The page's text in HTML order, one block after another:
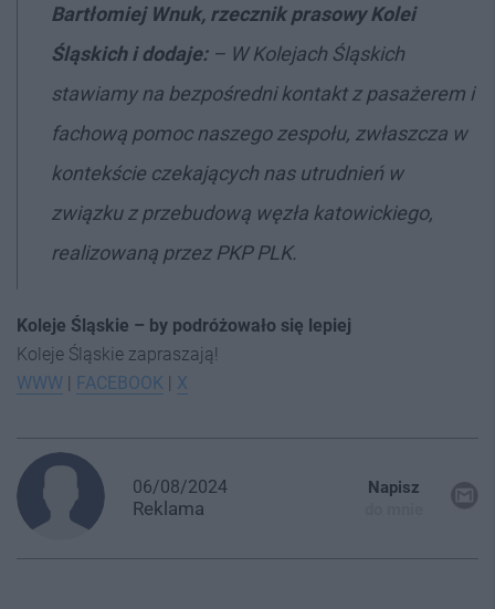
Bartłomiej Wnuk, rzecznik prasowy Kolei
Śląskich i dodaje:– W Kolejach Śląskich
stawiamy na bezpośredni kontakt z pasażerem i
fachową pomoc naszego zespołu, zwłaszcza w
kontekście czekających nas utrudnień w
związku z przebudową węzła katowickiego,
realizowaną przez PKP PLK.
Koleje Śląskie – by podróżowało się lepiej
Koleje Śląskie zapraszają!
WWW | FACEBOOK | X
06/08/2024
Reklama
Napisz